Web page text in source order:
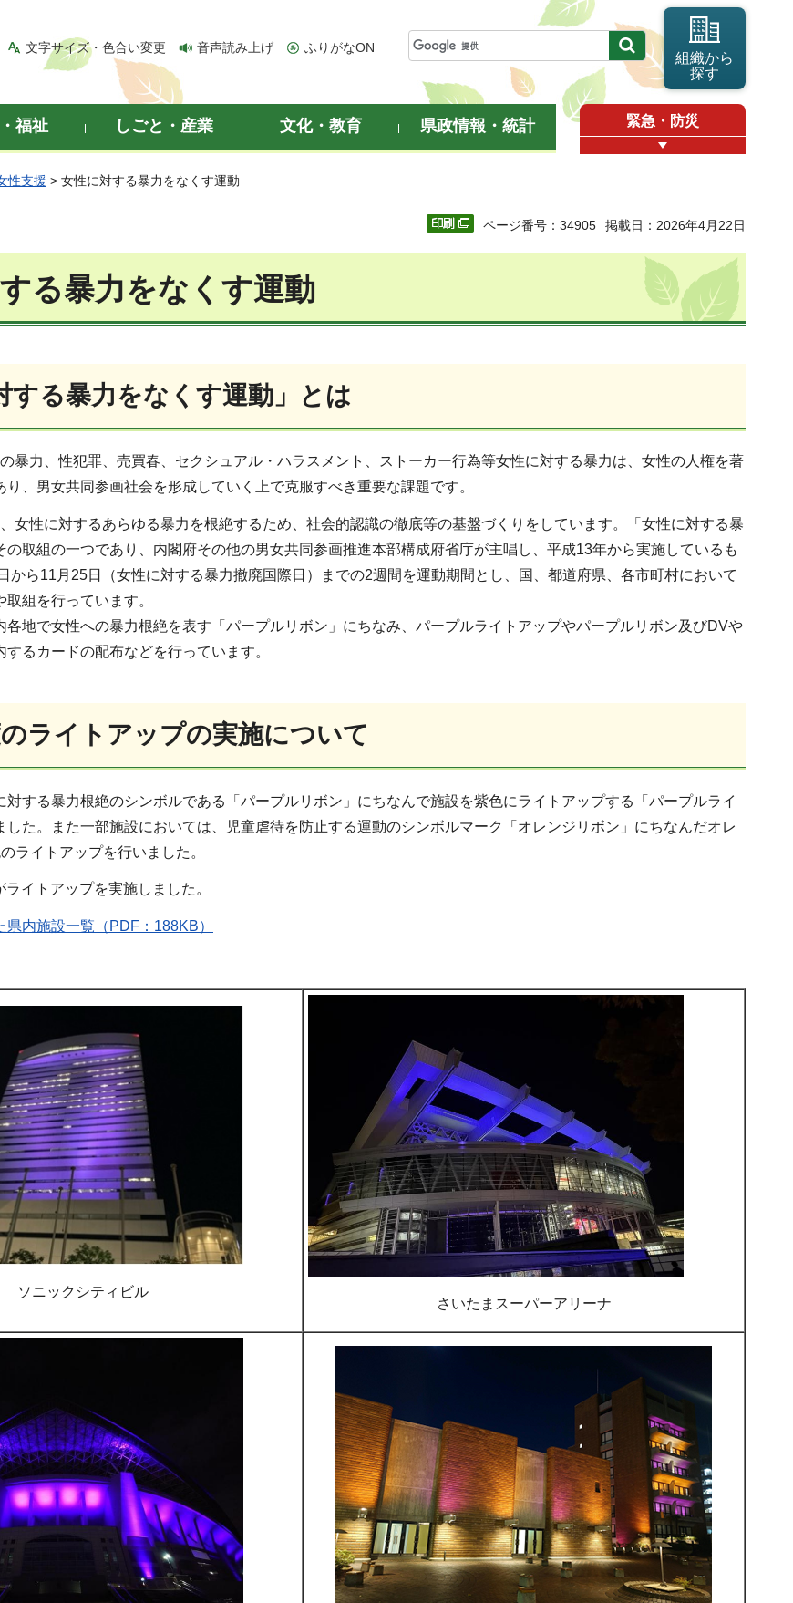
文字サイズ・色合い変更 音声読み上げ ふりがなON
組織から
探す
福祉 しごと・産業 文化・教育 県政情報・統計 緊急・防災
性支援 > 女性に対する暴力をなくす運動
ページ番号：34905 掲載日：2026年4月22日
る暴力をなくす運動
する暴力をなくす運動」とは
暴力、性犯罪、売買春、セクシュアル・ハラスメント、ストーカー行為等女性に対する暴力は、女性の人権を著
り、男女共同参画社会を形成していく上で克服すべき重要な課題です。
女性に対するあらゆる暴力を根絶するため、社会的認識の徹底等の基盤づくりをしています。「女性に対する暴
の取組の一つであり、内閣府その他の男女共同参画推進本部構成府省庁が主唱し、平成13年から実施しているも
から11月25日（女性に対する暴力撤廃国際日）までの2週間を運動期間とし、国、都道府県、各市町村において
組を行っています。
各地で女性への暴力根絶を表す「パープルリボン」にちなみ、パープルライトアップやパープルリボン及びDVや
るカードの配布などを行っています。
ライトアップの実施について
対する暴力根絶のシンボルである「パープルリボン」にちなんで施設を紫色にライトアップする「パープルライ
した。また一部施設においては、児童虐待を防止する運動のシンボルマーク「オレンジリボン」にちなんだオレ
ライトアップを行いました。
イトアップを実施しました。
内施設一覧（PDF：188KB）
ソニックシティビル
さいたまスーパーアリーナ